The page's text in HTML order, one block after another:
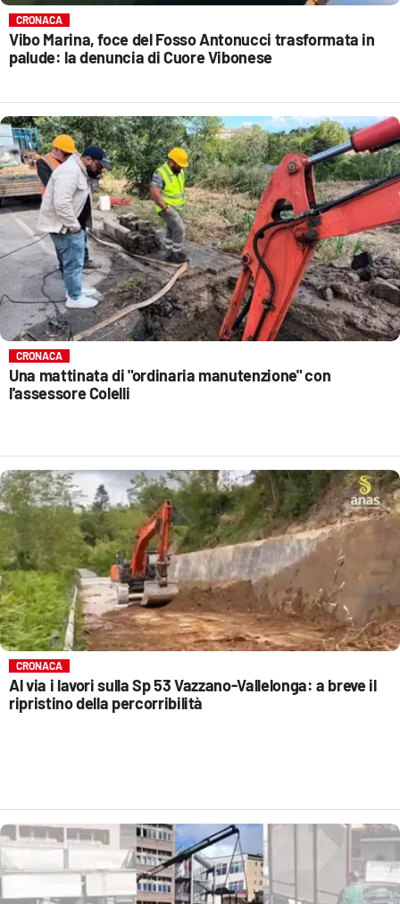
CRONACA
Vibo Marina, foce del Fosso Antonucci trasformata in
palude: la denuncia di Cuore Vibonese
CRONACA
Una mattinata di "ordinaria manutenzione" con
l'assessore Colelli
CRONACA
Al via i lavori sulla Sp 53 Vazzano-Vallelonga: a breve il
ripristino della percorribilità